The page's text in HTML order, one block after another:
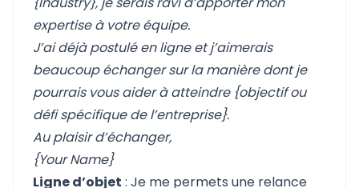
expertise à votre équipe.
J’ai déjà postulé en ligne et j’aimerais
beaucoup échanger sur la manière dont je
pourrais vous aider à atteindre {objectif ou
défi spécifique de l’entreprise}.
Au plaisir d’échanger,
{Your Name}
Ligne d’objet : Je me permets une relance